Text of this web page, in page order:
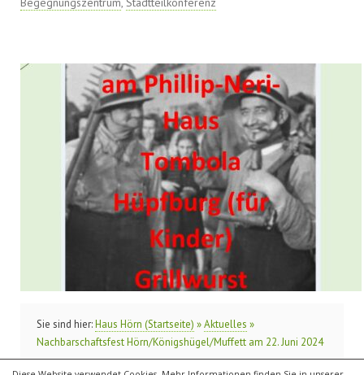
Sie sind hier:Haus Hörn (Startseite) »Aktuelles »
Nachbarschaftsfest Hörn/Königshügel/Muffett am 22. Juni 2024